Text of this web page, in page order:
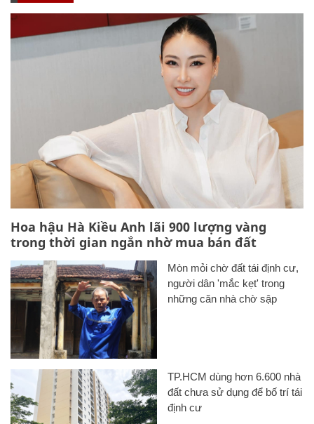
Hoa hậu Hà Kiều Anh lãi 900 lượng vàng
trong thời gian ngắn nhờ mua bán đất
Mòn mỏi chờ đất tái định cư,
người dân 'mắc kẹt' trong
những căn nhà chờ sập
TP.HCM dùng hơn 6.600 nhà
đất chưa sử dụng để bố trí tái
định cư